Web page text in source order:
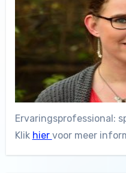
Ervaringsprofessional:
Klik hier voor meer